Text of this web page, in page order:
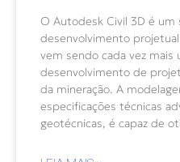
O Autodesk Civil 3D é
desenvolvimento
vem sendo cada vez mais
desenvolvimento de
da mineração. A
especificações técnicas
geotécnicas, é capaz de